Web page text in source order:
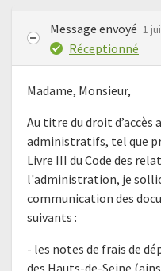
Message envoyé 1
Réceptionné
Madame, Monsieur,
Au titre du droit d’accès
administratifs, tel que
Livre III du Code des
l'administration, je
communication des
suivants :
- les notes de frais de